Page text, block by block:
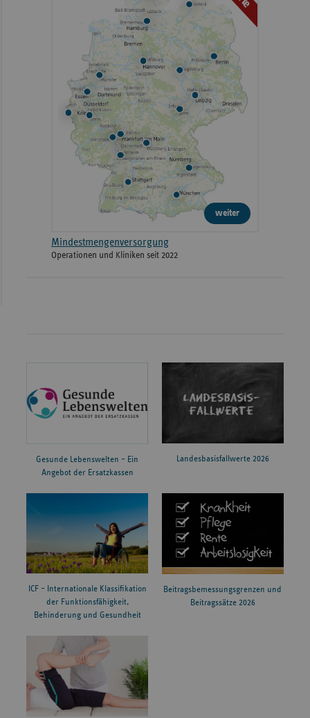
weiter
Mindestmengenversorgung
Operationen und Kliniken seit 2022
Gesunde Lebenswelten – Ein
Angebot der Ersatzkassen
Landesbasisfallwerte 2026
ICF – Internationale Klassifikation
der Funktionsfähigkeit,
Behinderung und Gesundheit
Beitragsbemessungsgrenzen und
Beitragssätze 2026